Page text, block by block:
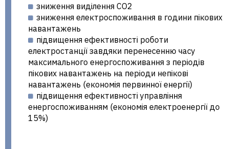
зниження виділення СО2
зниження електроспоживання в години пікових
навантажень
підвищення ефективності роботи
електростанції завдяки перенесенню часу
максимального енергоспоживання з періодів
пікових навантажень на періоди непікові
навантажень (економія первинної енергії)
підвищення ефективності управління
енергоспоживанням (економія електроенергії до
15%)